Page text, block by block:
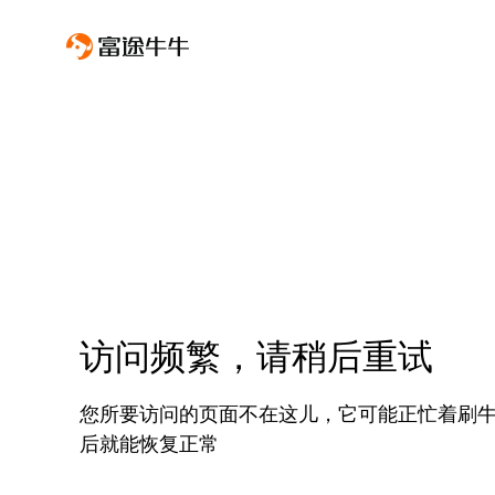
访问频繁，请稍后重试
您所要访问的页面不在这儿，它可能正忙着刷
后就能恢复正常